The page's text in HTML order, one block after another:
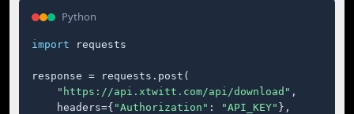
Python
import requests
response = requests.post(
"https://api.xtwitt.com/api/download" ,
    headers={
"Authorization" : "API_KEY" },